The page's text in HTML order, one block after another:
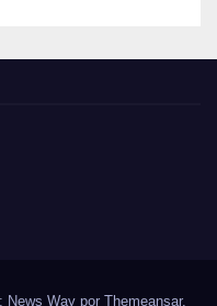
News Way por Themeansar.